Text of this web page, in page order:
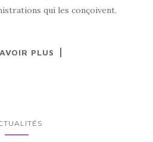
qui les conçoivent.
PLUS